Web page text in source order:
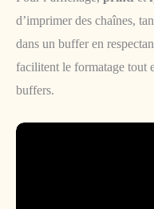
d’imprimer des chaînes,
dans un buffer en
facilitent le formatage tout
buffers.